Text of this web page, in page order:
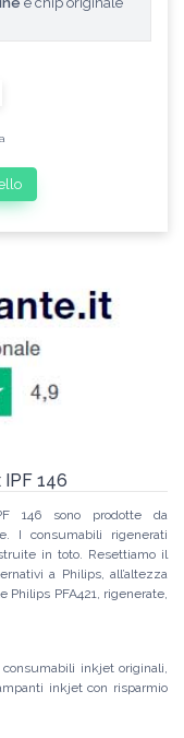
146
146 sono prodotte da
I consumabili rigenerati
in toto. Resettiamo il
a Philips, all’altezza
Philips PFA421, rigenerate,
inkjet originali,
inkjet con risparmio